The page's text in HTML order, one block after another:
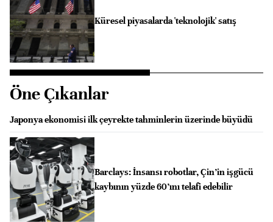
Küresel piyasalarda 'teknolojik' satış
Öne Çıkanlar
Japonya ekonomisi ilk çeyrekte tahminlerin üzerinde büyüdü
Barclays: İnsansı robotlar, Çin’in işgücü
kaybının yüzde 60’ını telafi edebilir